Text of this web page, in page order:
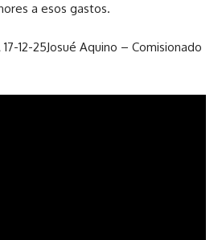
a esos gastos.
12-25Josué Aquino – Comisionado